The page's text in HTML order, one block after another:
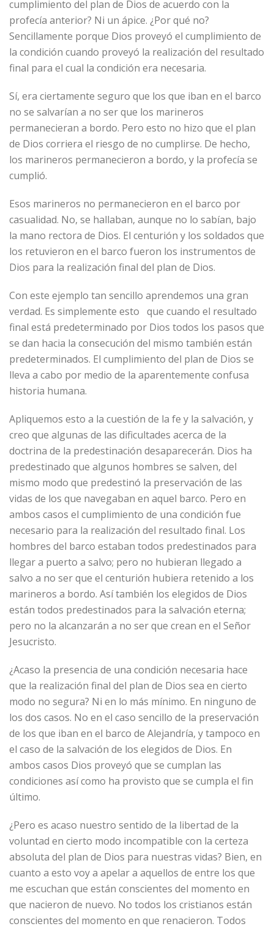
cumplimiento del plan de Dios de acuerdo con la
profecía anterior? Ni un ápice. ¿Por qué no?
Sencillamente porque Dios proveyó el cumplimiento de
la condición cuando proveyó la realización del resultado
final para el cual la condición era necesaria.
Sí, era ciertamente seguro que los que iban en el barco
no se salvarían a no ser que los marineros
permanecieran a bordo. Pero esto no hizo que el plan
de Dios corriera el riesgo de no cumplirse. De hecho,
los marineros permanecieron a bordo, y la profecía se
cumplió.
Esos marineros no permanecieron en el barco por
casualidad. No, se hallaban, aunque no lo sabían, bajo
la mano rectora de Dios. El centurión y los soldados que
los retuvieron en el barco fueron los instrumentos de
Dios para la realización final del plan de Dios.
Con este ejemplo tan sencillo aprendemos una gran
verdad. Es simplemente esto que cuando el resultado
final está predeterminado por Dios todos los pasos que
se dan hacia la consecución del mismo también están
predeterminados. El cumplimiento del plan de Dios se
lleva a cabo por medio de la aparentemente confusa
historia humana.
Apliquemos esto a la cuestión de la fe y la salvación, y
creo que algunas de las dificultades acerca de la
doctrina de la predestinación desaparecerán. Dios ha
predestinado que algunos hombres se salven, del
mismo modo que predestinó la preservación de las
vidas de los que navegaban en aquel barco. Pero en
ambos casos el cumplimiento de una condición fue
necesario para la realización del resultado final. Los
hombres del barco estaban todos predestinados para
llegar a puerto a salvo; pero no hubieran llegado a
salvo a no ser que el centurión hubiera retenido a los
marineros a bordo. Así también los elegidos de Dios
están todos predestinados para la salvación eterna;
pero no la alcanzarán a no ser que crean en el Señor
Jesucristo.
¿Acaso la presencia de una condición necesaria hace
que la realización final del plan de Dios sea en cierto
modo no segura? Ni en lo más mínimo. En ninguno de
los dos casos. No en el caso sencillo de la preservación
de los que iban en el barco de Alejandría, y tampoco en
el caso de la salvación de los elegidos de Dios. En
ambos casos Dios proveyó que se cumplan las
condiciones así como ha provisto que se cumpla el fin
último.
¿Pero es acaso nuestro sentido de la libertad de la
voluntad en cierto modo incompatible con la certeza
absoluta del plan de Dios para nuestras vidas? Bien, en
cuanto a esto voy a apelar a aquellos de entre los que
me escuchan que están conscientes del momento en
que nacieron de nuevo. No todos los cristianos están
conscientes del momento en que renacieron. Todos